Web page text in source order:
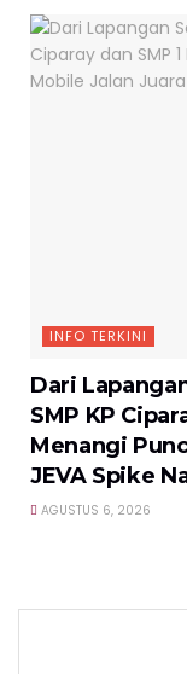
INFO TERKINI
Dari
SMP KP
Menangi
JEVA Spike
AGUSTUS 6, 2026